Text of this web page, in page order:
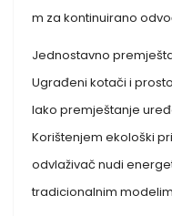
m za kontinuirano
Jednostavno
Ugrađeni kotači i
lako premještanje
Korištenjem ekološki
odvlaživač nudi
tradicionalnim